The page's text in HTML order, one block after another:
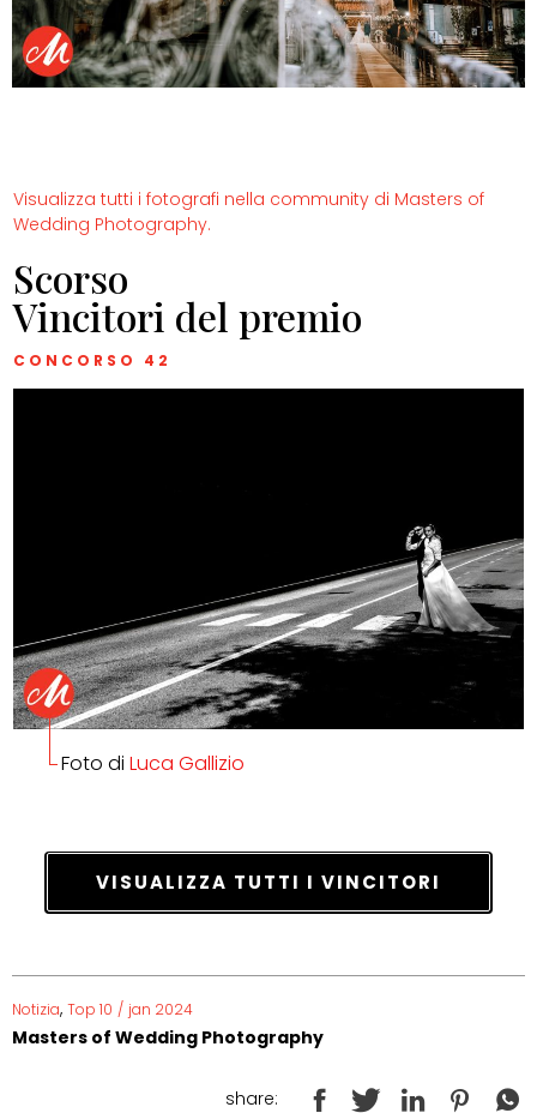
Visualizza tutti i fotografi nella community di Masters of
Wedding Photography.
Scorso
Vincitori del premio
CONCORSO 42
Foto di Luca Gallizio
VISUALIZZA TUTTI I VINCITORI
Notizia, Top 10 / jan 2024
Masters of Wedding Photography
share: